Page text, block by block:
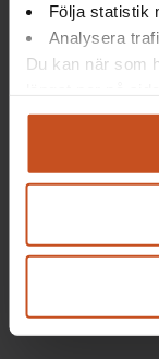
Följa statistik
Analysera
Du kan när som